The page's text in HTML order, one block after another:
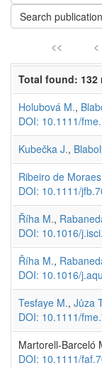
Search publication
<< <
Total found: 132
Holubová M.,
DOI: 10.1111/
Kubečka J.,
Ribeiro de
DOI: 10.1111/
Říha M.,
DOI: 10.1016/
Říha M.,
DOI: 10.1016/
Tesfaye M., Jůza
DOI: 10.1111/
Martorell-Barceló
DOI: 10.1111/